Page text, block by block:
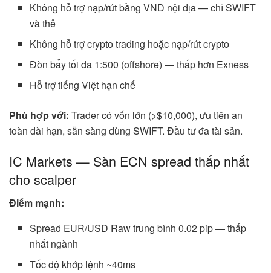
Không hỗ trợ nạp/rút bằng VND nội địa — chỉ SWIFT
và thẻ
Không hỗ trợ crypto trading hoặc nạp/rút crypto
Đòn bẩy tối đa 1:500 (offshore) — thấp hơn Exness
Hỗ trợ tiếng Việt hạn chế
Phù hợp với: Trader có vốn lớn (>$10,000), ưu tiên an
toàn dài hạn, sẵn sàng dùng SWIFT. Đầu tư đa tài sản.
IC Markets — Sàn ECN spread thấp nhất
cho scalper
Điểm mạnh:
Spread EUR/USD Raw trung bình 0.02 pip — thấp
nhất ngành
Tốc độ khớp lệnh ~40ms